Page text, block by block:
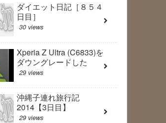
ダイエット日記［８５４
日目］
30 views
Xperia Z Ultra (C6833)を
ダウングレードした
29 views
沖縄子連れ旅行記
2014【3日目】
29 views